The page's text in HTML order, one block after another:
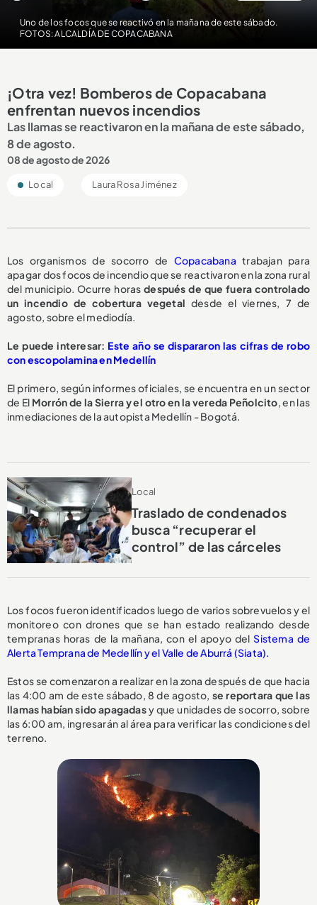
Uno de los focos que se reactivó en la mañana de este sábado.
FOTOS: ALCALDÍA DE COPACABANA
¡Otra vez! Bomberos de Copacabana
enfrentan nuevos incendios
Las llamas se reactivaron en la mañana de este sábado,
8 de agosto.
08 de agosto de 2026
Local Laura Rosa Jiménez
Los organismos de socorro de Copacabana trabajan para
apagar dos focos de incendio que se reactivaron en la zona rural
del municipio. Ocurre horasdespués de que fuera controlado
un incendio de cobertura vegetal desde el viernes, 7 de
agosto, sobre el mediodía.
Le puede interesar: Este año se dispararon las cifras de robo
con escopolamina en Medellín
El primero, según informes oficiales, se encuentra en un sector
de El Morrón de la Sierra y el otro en la vereda Peñolcito, en las
inmediaciones de la autopista Medellín - Bogotá.
Local
Traslado de condenados
busca “recuperar el
control” de las cárceles
Los focos fueron identificados luego de varios sobrevuelos y el
monitoreo con drones que se han estado realizando desde
tempranas horas de la mañana, con el apoyo delSistema de
Alerta Temprana de Medellín y el Valle de Aburrá (Siata).
Estos se comenzaron a realizar en la zona después de que hacia
las 4:00 am de este sábado, 8 de agosto, se reportara que las
llamas habían sido apagadasy que unidades de socorro, sobre
las 6:00 am, ingresarán al área para verificar las condiciones del
terreno.